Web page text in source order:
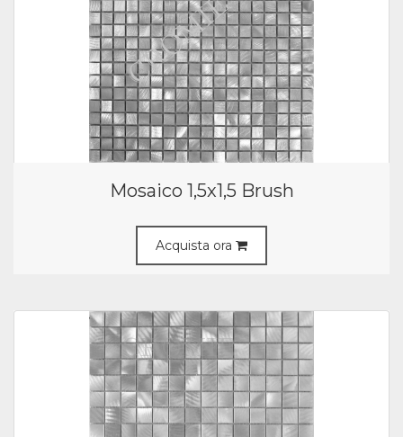
Mosaico 1,5x1,5 Brush
Acquista ora